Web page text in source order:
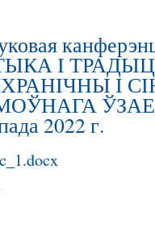
І
І
2022 г.